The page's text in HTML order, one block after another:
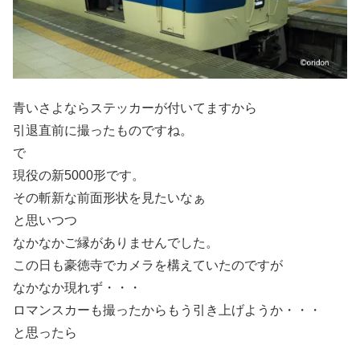
青いさよならステッカーが付いてますから
引退直前に撮ったものですね。
で
現役の新5000形です。
その斬新な前面形状を見たいなぁ
と思いつつ
なかなかご縁がありませんでした。
この日も豪徳寺でカメラを構えていたのですが
なかなか現れず・・・
ロマンスカーも撮ったからもう引き上げようか・・・
と思ったら